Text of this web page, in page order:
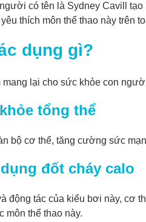
có tên là Sydney Cavill
thích môn thể thao này trên
dụng gì?
lại cho sức khỏe con
tổng thể
bộ cơ thể, tăng cường sức
đốt cháy calo
động tác của kiểu bơi này, cơ
môn thể thao này.